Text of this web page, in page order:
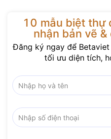
10 mẫu biệt thự
nhận bản vẽ
Đăng ký ngay để
tối ưu diện tích,